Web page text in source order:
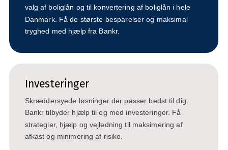
valg af boliglån og til konvertering af boliglån i hele
Danmark. Få de største besparelser og maksimal
tryghed med hjælp fra Bankr.
Investeringer
Skræddersyede løsninger der passer bedst til dig.
Bankr tilbyder hjælp til og med investeringer. Få
strategier, hjælp og vejledning til maksimering af
afkast og minimering af risiko.